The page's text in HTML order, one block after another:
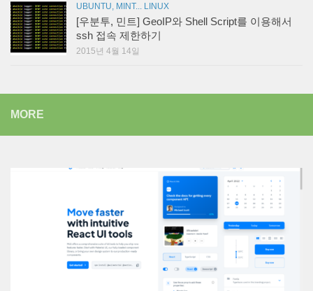
UBUNTU, MINT... LINUX
[우분투, 민트] GeoIP와 Shell Script를 이용해서
ssh 접속 제한하기
2015년 4월 14일
MORE